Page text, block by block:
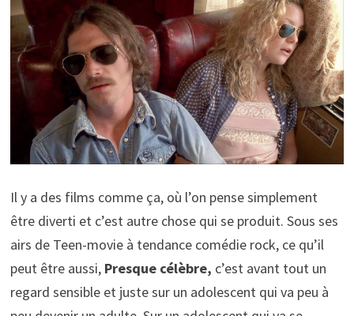
Il y a des films comme ça, où l’on pense simplement
être diverti et c’est autre chose qui se produit. Sous ses
airs de Teen-movie à tendance comédie rock, ce qu’il
peut être aussi, Presque célèbre, c’est avant tout un
regard sensible et juste sur un adolescent qui va peu à